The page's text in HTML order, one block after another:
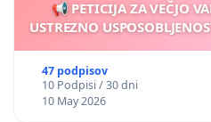
📢 PETICIJA ZA VEČJO
USTREZNO
47 podpisov
10 Podpisi / 30 dni
10 May 2026